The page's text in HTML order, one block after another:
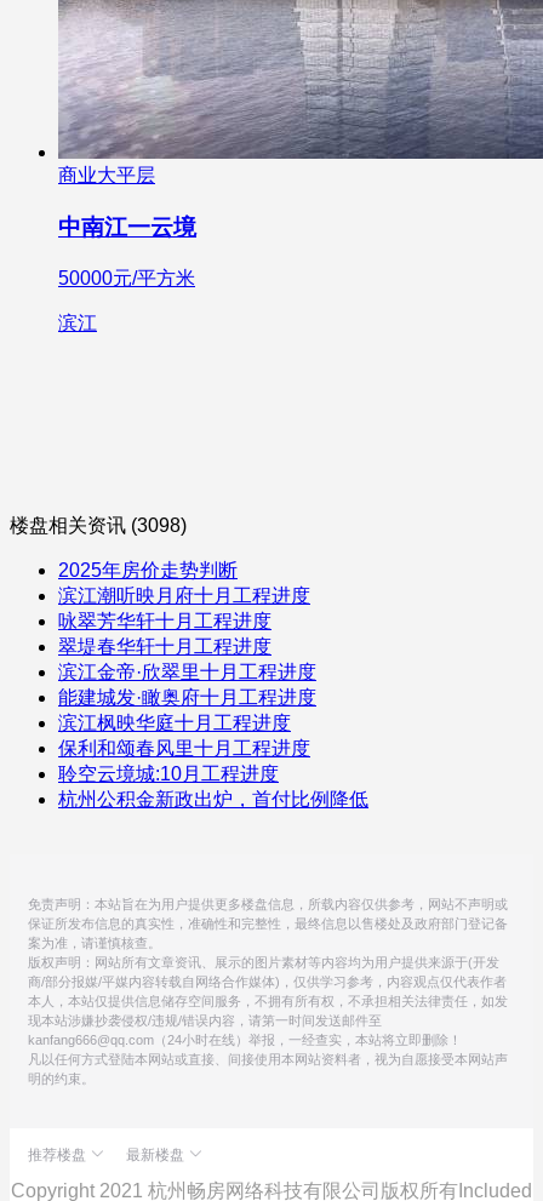
商业大平层
中南江一云境
50000元/平方米
滨江
楼盘相关资讯 (3098)
2025年房价走势判断
滨江潮听映月府十月工程进度
咏翠芳华轩十月工程进度
翠堤春华轩十月工程进度
滨江金帝·欣翠里十月工程进度
能建城发·瞰奥府十月工程进度
滨江枫映华庭十月工程进度
保利和颂春风里十月工程进度
聆空云境城:10月工程进度
杭州公积金新政出炉，首付比例降低
免责声明：本站旨在为用户提供更多楼盘信息，所载内容仅供参考，网站不声明或
保证所发布信息的真实性，准确性和完整性，最终信息以售楼处及政府部门登记备
案为准，请谨慎核查。
版权声明：网站所有文章资讯、展示的图片素材等内容均为用户提供来源于(开发
商/部分报媒/平媒内容转载自网络合作媒体)，仅供学习参考，内容观点仅代表作者
本人，本站仅提供信息储存空间服务，不拥有所有权，不承担相关法律责任，如发
现本站涉嫌抄袭侵权/违规/错误内容，请第一时间发送邮件至
kanfang666@qq.com（24小时在线）举报，一经查实，本站将立即删除！
凡以任何方式登陆本网站或直接、间接使用本网站资料者，视为自愿接受本网站声
明的约束。
推荐楼盘 最新楼盘
中南江一云境 众安IOC潮悦公馆 中融蓝城CoC理想城
滨润锦翠城 保利·天奕 云杭里
Copyright 2021 杭州畅房网络科技有限公司版权所有 Included